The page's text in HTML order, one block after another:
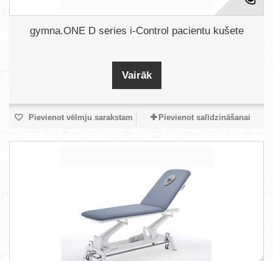
gymna.ONE D series i-Control pacientu kušete
Vairāk
Pievienot vēlmju sarakstam Pievienot salīdzināšanai